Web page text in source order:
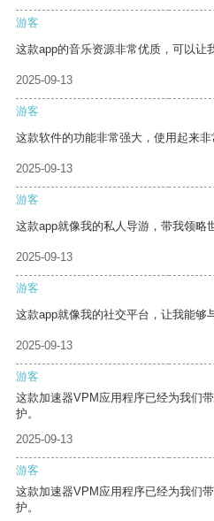
游客
这款app的音乐资源非常优质，可以让
2025-09-13
游客
这款软件的功能非常强大，使用起来非
2025-09-13
游客
这款app就像我的私人导游，带我领略
2025-09-13
游客
这款app就像我的社交平台，让我能够
2025-09-13
游客
这款加速器VPM应用程序已经为我们
护。
2025-09-13
游客
这款加速器VPM应用程序已经为我们
护。